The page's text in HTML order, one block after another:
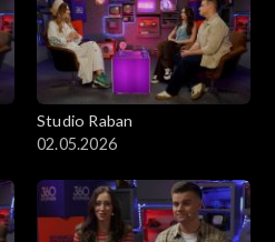
Studio Raban
02.05.2026